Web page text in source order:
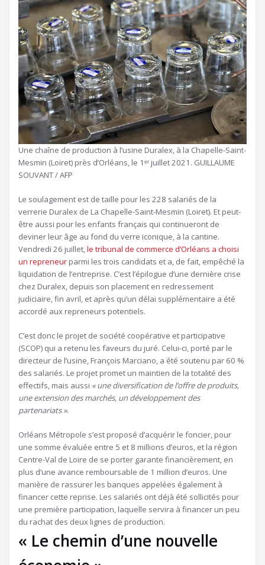
Une chaîne de production à l’usine Duralex, à la Chapelle-Saint-
Mesmin (Loiret) près d’Orléans, le 1ᵉʳ juillet 2021. GUILLAUME
SOUVANT / AFP
Le soulagement est de taille pour les 228 salariés de la
verrerie Duralex de La Chapelle-Saint-Mesmin (Loiret). Et peut-
être aussi pour les enfants français qui continueront de
deviner leur âge au fond du verre iconique, à la cantine.
Vendredi 26 juillet, le tribunal de commerce d’Orléans a choisi
un repreneur parmi les trois candidats et a, de fait, empêché la
liquidation de l’entreprise. C’est l’épilogue d’une dernière crise
chez Duralex, depuis son placement en redressement
judiciaire, fin avril, et après qu’un délai supplémentaire a été
accordé aux repreneurs potentiels.
C’est donc le projet de société coopérative et participative
(SCOP) qui a retenu les faveurs du juré. Celui-ci, porté par le
directeur de l’usine, François Marciano, a été soutenu par 60 %
des salariés. Le projet promet un maintien de la totalité des
effectifs, mais aussi « une diversification de l’offre de produits,
une extension des marchés, un développement des
partenariats ».
Orléans Métropole s’est proposé d’acquérir le foncier, pour
une somme évaluée entre 5 et 8 millions d’euros, et la région
Centre-Val de Loire de se porter garante financièrement, en
plus d’une avance remboursable de 1 million d’euros. Une
manière de rassurer les banques appelées également à
financer cette reprise. Les salariés ont déjà été sollicités pour
une première participation, laquelle servira à financer un peu
du rachat des deux lignes de production.
« Le chemin d’une nouvelle